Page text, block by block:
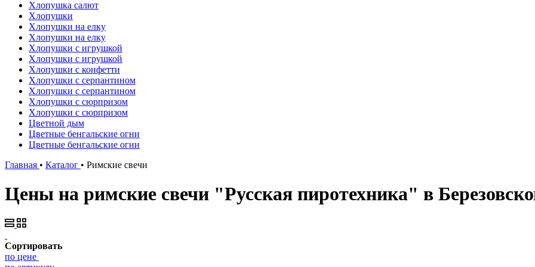
Хлопушка салют
Хлопушки
Хлопушки на елку
Хлопушки на елку
Хлопушки с игрушкой
Хлопушки с игрушкой
Хлопушки с конфетти
Хлопушки с серпантином
Хлопушки с серпантином
Хлопушки с сюрпризом
Хлопушки с сюрпризом
Цветной дым
Цветные бенгальские огни
Цветные бенгальские огни
Главная • Каталог • Римские свечи
Цены на римские свечи "Русская пиротехника" в
Сортировать
по цене